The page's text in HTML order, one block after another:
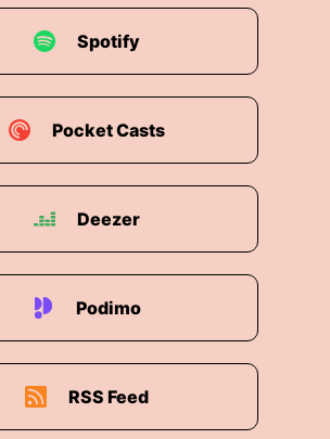
Spotify
Pocket Casts
Deezer
Podimo
RSS Feed